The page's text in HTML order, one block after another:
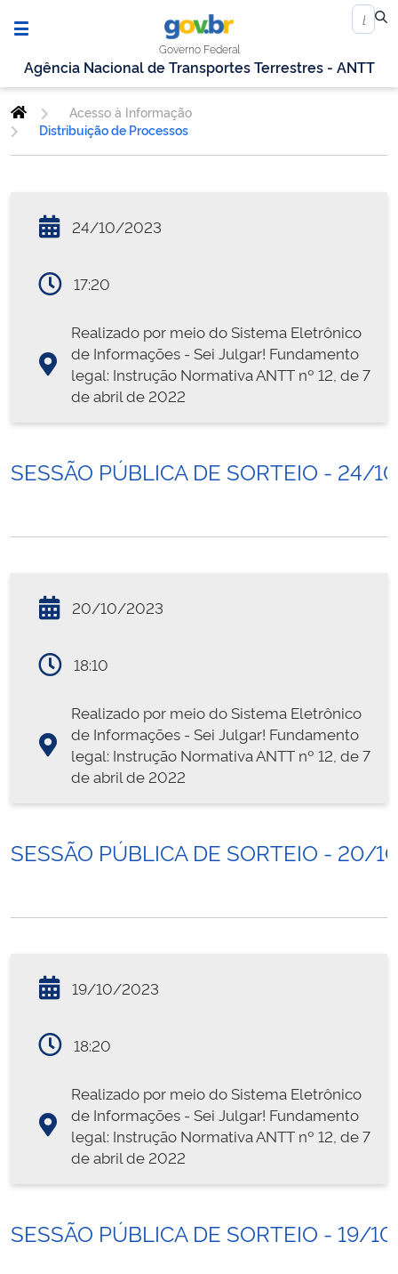
Governo Federal
Agência Nacional de Transportes Terrestres - ANTT
Acesso à Informação
Distribuição de Processos
24/10/2023
17:20
Realizado por meio do Sistema Eletrônico
de Informações - Sei Julgar! Fundamento
legal: Instrução Normativa ANTT nº 12, de 7
de abril de 2022
SESSÃO PÚBLICA DE SORTEIO - 24/
20/10/2023
18:10
Realizado por meio do Sistema Eletrônico
de Informações - Sei Julgar! Fundamento
legal: Instrução Normativa ANTT nº 12, de 7
de abril de 2022
SESSÃO PÚBLICA DE SORTEIO - 20/
19/10/2023
18:20
Realizado por meio do Sistema Eletrônico
de Informações - Sei Julgar! Fundamento
legal: Instrução Normativa ANTT nº 12, de 7
de abril de 2022
SESSÃO PÚBLICA DE SORTEIO - 19/